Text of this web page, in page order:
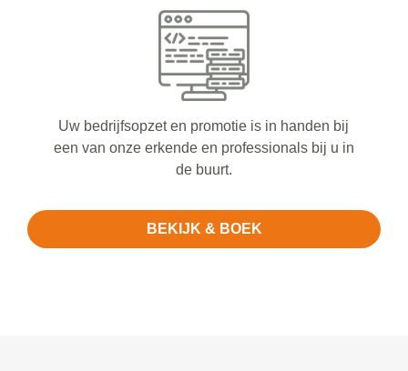
Uw bedrijfsopzet en promotie is in handen bij
een van onze erkende en professionals bij u in
de buurt.
BEKIJK & BOEK